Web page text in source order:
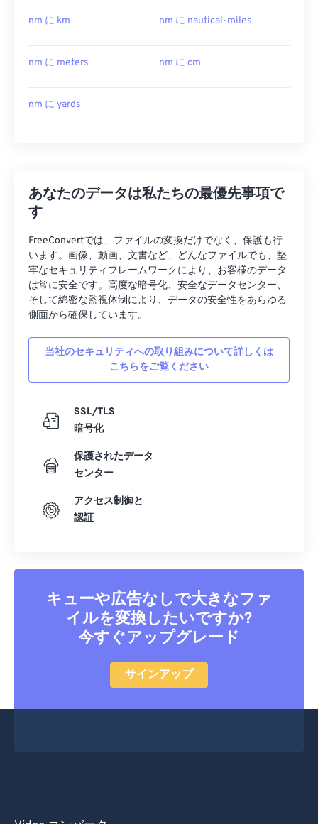
nm に km nm に nautical-miles
nm に meters nm に cm
nm に yards
あなたのデータは私たちの最優先事項で
す
FreeConvertでは、ファイルの変換だけでなく、保護も行
います。画像、動画、文書など、どんなファイルでも、堅
牢なセキュリティフレームワークにより、お客様のデータ
は常に安全です。高度な暗号化、安全なデータセンター、
そして綿密な監視体制により、データの安全性をあらゆる
側面から確保しています。
当社のセキュリティへの取り組みについて詳しくは
こちらをご覧ください
SSL/TLS
暗号化
保護されたデータ
センター
アクセス制御と
認証
キューや広告なしで大きなファ
イルを変換したいですか?
今すぐアップグレード
サインアップ